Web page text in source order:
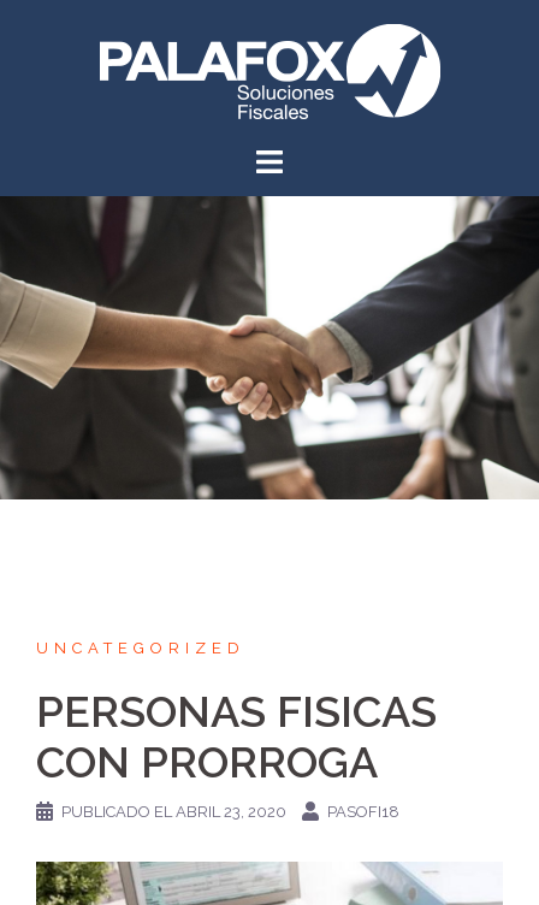
UNCATEGORIZED
PERSONAS FISICAS
CON PRORROGA
PUBLICADO ELABRIL 23, 2020 PASOFI18